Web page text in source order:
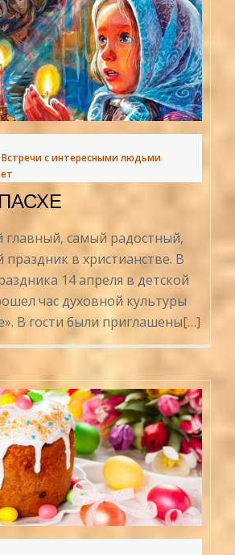
Встречи с интересными людьми
самый радостный,
в христианстве. В
14 апреля в детской
час духовной культуры
В гости были приглашеныЧитать
больше
о
Пасхе
[…]